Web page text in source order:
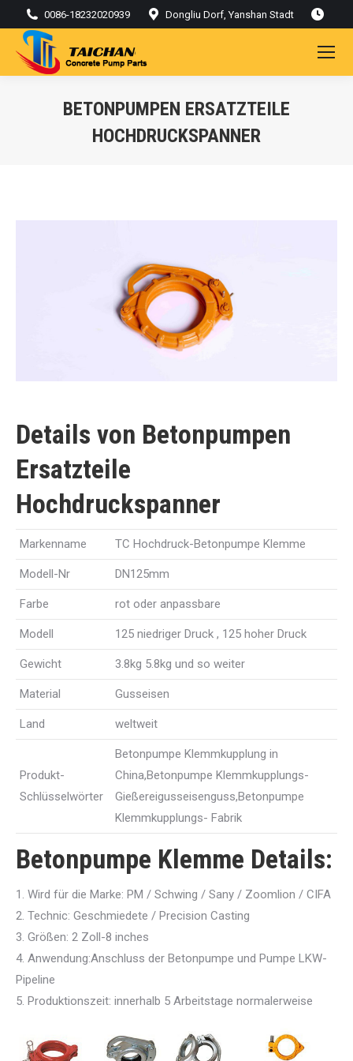
0086-18232020939 Dongliu Dorf, Yanshan Stadt
BETONPUMPEN ERSATZTEILE
HOCHDRUCKSPANNER
Details von Betonpumpen
Ersatzteile
Hochdruckspanner
Markenname TC Hochdruck-Betonpumpe Klemme
Modell-Nr DN125mm
Farbe rot oder anpassbare
Modell 125 niedriger Druck , 125 hoher Druck
Gewicht 3.8kg 5.8kg und so weiter
Material Gusseisen
Land weltweit
Produkt-
Schlüsselwörter
Betonpumpe Klemmkupplung in
China,Betonpumpe Klemmkupplungs-
Gießereigusseisenguss,Betonpumpe
Klemmkupplungs- Fabrik
Betonpumpe Klemme Details:
1. Wird für die Marke: PM / Schwing / Sany / Zoomlion / CIFA
2. Technic: Geschmiedete / Precision Casting
3. Größen: 2 Zoll-8 inches
4. Anwendung:Anschluss der Betonpumpe und Pumpe LKW-
Pipeline
5. Produktionszeit: innerhalb 5 Arbeitstage normalerweise